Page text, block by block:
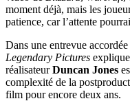
moment déjà, mais les
patience, car l’attente
Dans une entrevue accordée
Legendary Pictures
réalisateurDuncan Jones
complexité de la
film pour encore deux ans.